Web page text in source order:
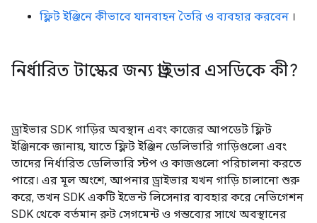
ফ্লিট ইঞ্জিনে কীভাবে যানবাহন তৈরি ও ব্যবহার করবেন ।
নির্ধারিত টাস্কের জন্য ড্রাইভার এসডিকে কী?
ড্রাইভার SDK গাড়ির অবস্থান এবং কাজের আপডেট ফ্লিট
ইঞ্জিনকে জানায়, যাতে ফ্লিট ইঞ্জিন ডেলিভারি গাড়িগুলো এবং
তাদের নির্ধারিত ডেলিভারি স্টপ ও কাজগুলো পরিচালনা করতে
পারে। এর মূল অংশে, আপনার ড্রাইভার যখন গাড়ি চালানো শুরু
করে, তখন SDK একটি ইভেন্ট লিসেনার ব্যবহার করে নেভিগেশন
SDK থেকে বর্তমান রুট সেগমেন্ট ও গন্তব্যের সাথে অবস্থানের